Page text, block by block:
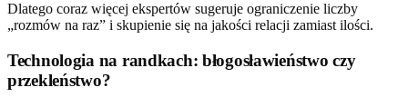
Dlatego coraz więcej ekspertów sugeruje ograniczenie liczby
„rozmów na raz” i skupienie się na jakości relacji zamiast ilości.
Technologia na randkach: błogosławieństwo czy
przekleństwo?